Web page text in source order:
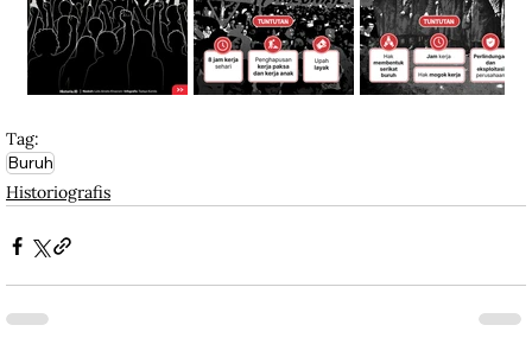
Tag:
Buruh
Historiografis